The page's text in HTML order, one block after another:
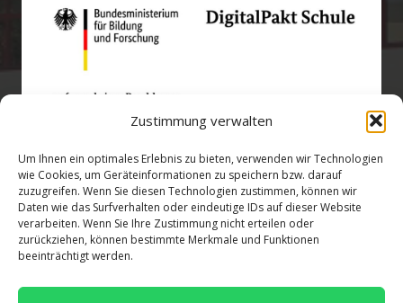
Zustimmung verwalten
Um Ihnen ein optimales Erlebnis zu bieten, verwenden wir Technologien
wie Cookies, um Geräteinformationen zu speichern bzw. darauf
zuzugreifen. Wenn Sie diesen Technologien zustimmen, können wir
Daten wie das Surfverhalten oder eindeutige IDs auf dieser Website
verarbeiten. Wenn Sie Ihre Zustimmung nicht erteilen oder
zurückziehen, können bestimmte Merkmale und Funktionen
beeinträchtigt werden.
Öffnungszeiten